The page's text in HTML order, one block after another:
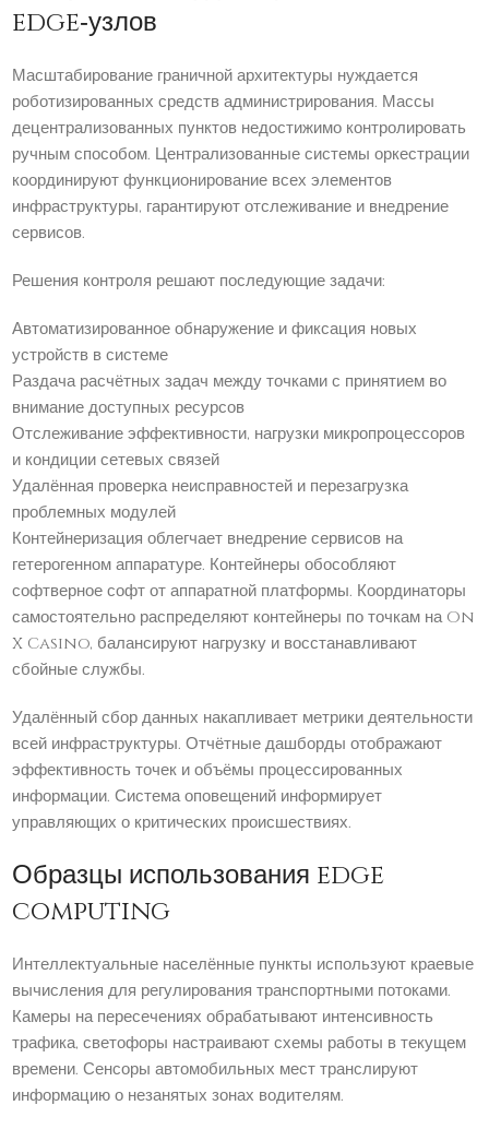
edge‑узлов
Масштабирование граничной архитектуры нуждается
роботизированных средств администрирования. Массы
децентрализованных пунктов недостижимо контролировать
ручным способом. Централизованные системы оркестрации
координируют функционирование всех элементов
инфраструктуры, гарантируют отслеживание и внедрение
сервисов.
Решения контроля решают последующие задачи:
Автоматизированное обнаружение и фиксация новых
устройств в системе
Раздача расчётных задач между точками с принятием во
внимание доступных ресурсов
Отслеживание эффективности, нагрузки микропроцессоров
и кондиции сетевых связей
Удалённая проверка неисправностей и перезагрузка
проблемных модулей
Контейнеризация облегчает внедрение сервисов на
гетерогенном аппаратуре. Контейнеры обособляют
софтверное софт от аппаратной платформы. Координаторы
самостоятельно распределяют контейнеры по точкам на On
X Casino, балансируют нагрузку и восстанавливают
сбойные службы.
Удалённый сбор данных накапливает метрики деятельности
всей инфраструктуры. Отчётные дашборды отображают
эффективность точек и объёмы процессированных
информации. Система оповещений информирует
управляющих о критических происшествиях.
Образцы использования edge
computing
Интеллектуальные населённые пункты используют краевые
вычисления для регулирования транспортными потоками.
Камеры на пересечениях обрабатывают интенсивность
трафика, светофоры настраивают схемы работы в текущем
времени. Сенсоры автомобильных мест транслируют
информацию о незанятых зонах водителям.